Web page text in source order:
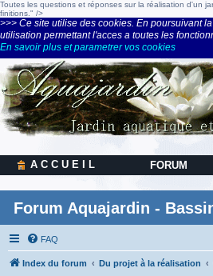
Toutes les questions et réponses sur la réalisation d'un
finitions." />
>>> Ce site utilise des cookies. En poursuivant
utilisation permettant l'acces a toutes les
En savoir plus et parametrer vos cookies
A C C U E I L FORUM
Forum Aquajardin -
FAQ
Index du forum Du projet à la réalisation